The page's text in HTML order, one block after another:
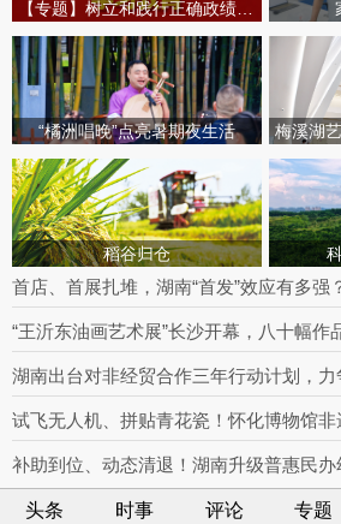
“橘洲唱晚”点亮暑期夜生活
稻谷归仓
首店、首展扎堆，湖南“首发”效应有多强
“王沂东油画艺术展”长沙开幕，八十幅作
试飞无人机、拼贴青花瓷！怀化博物馆非
补助到位、动态清退！湖南升级普惠民
头条 时事 评论 专题